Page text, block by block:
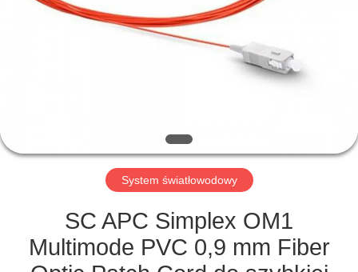
SKONTAKTUJ
NAMI
System światłowodowy
SC APC Simplex OM1
Multimode PVC 0,9 mm Fiber